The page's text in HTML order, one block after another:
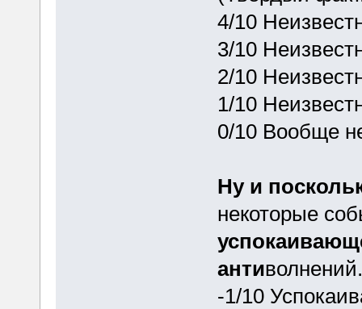
4/10
3/10
2/10
1/10
0/10 Вообще
Ну и
некоторые
антиволнений.
-1/10